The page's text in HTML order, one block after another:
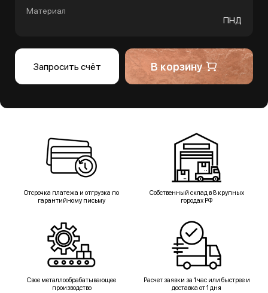
Материал
ПНД
Запросить счёт В корзину
Отсрочка платежа и отгрузка по
гарантийному письму
Собственный склад в 8 крупных
городах РФ
Свое металлообрабатывающее
производство
Расчет заявки за 1 час или быстрее и
доставка от 1 дня